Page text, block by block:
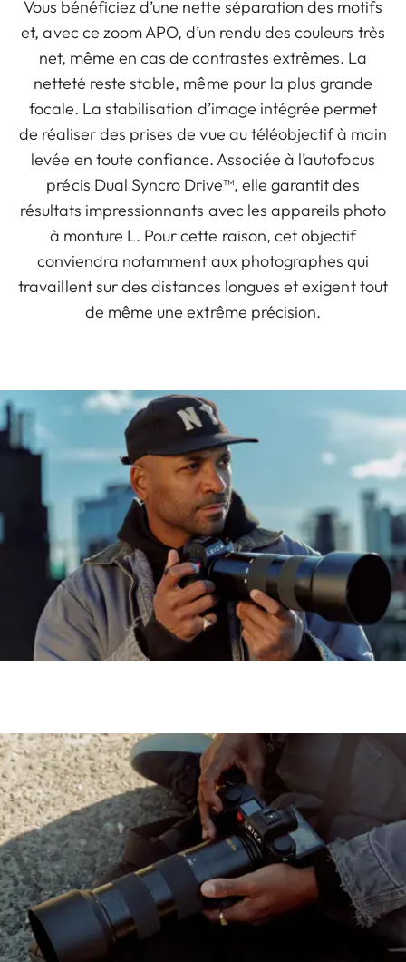
Vous bénéficiez d’une nette séparation des motifs
et, avec ce zoom APO, d’un rendu des couleurs très
net, même en cas de contrastes extrêmes. La
netteté reste stable, même pour la plus grande
focale. La stabilisation d’image intégrée permet
de réaliser des prises de vue au téléobjectif à main
levée en toute confiance. Associée à l’autofocus
précis Dual Syncro Drive™, elle garantit des
résultats impressionnants avec les appareils photo
à monture L. Pour cette raison, cet objectif
conviendra notamment aux photographes qui
travaillent sur des distances longues et exigent tout
de même une extrême précision.